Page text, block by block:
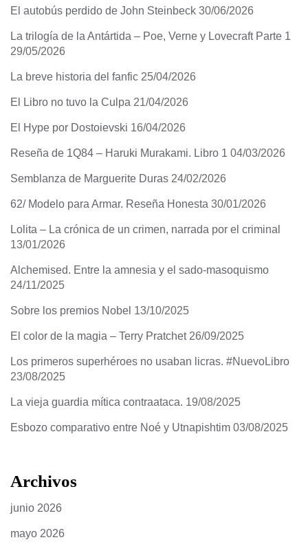
El autobús perdido de John Steinbeck 30/06/2026
La trilogía de la Antártida – Poe, Verne y Lovecraft Parte 1
29/05/2026
La breve historia del fanfic 25/04/2026
El Libro no tuvo la Culpa 21/04/2026
El Hype por Dostoievski 16/04/2026
Reseña de 1Q84 – Haruki Murakami. Libro 1 04/03/2026
Semblanza de Marguerite Duras 24/02/2026
62/ Modelo para Armar. Reseña Honesta 30/01/2026
Lolita – La crónica de un crimen, narrada por el criminal
13/01/2026
Alchemised. Entre la amnesia y el sado-masoquismo
24/11/2025
Sobre los premios Nobel 13/10/2025
El color de la magia – Terry Pratchet 26/09/2025
Los primeros superhéroes no usaban licras. #NuevoLibro
23/08/2025
La vieja guardia mítica contraataca. 19/08/2025
Esbozo comparativo entre Noé y Utnapishtim 03/08/2025
Archivos
junio 2026
mayo 2026